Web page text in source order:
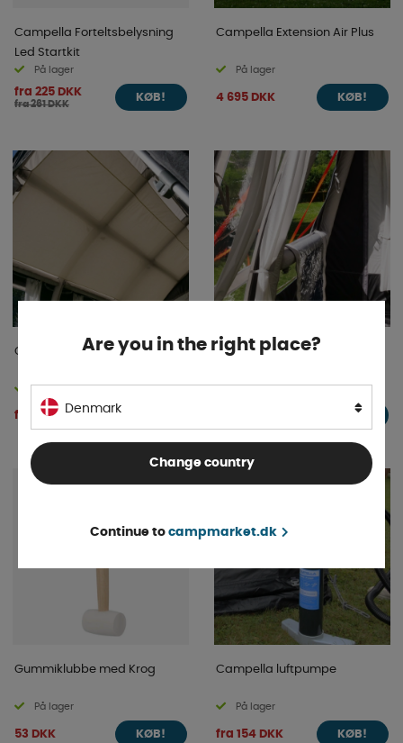
Campella Forteltsbelysning
Led Startkit
På lager
fra 225 DKK
fra 261 DKK
KØB!
Campella Extension Air Plus
På lager
4 695 DKK KØB!
Campella Air Termotag
På lager
fra 403 DKK
Campella Air Verandastang
På lager
KØB!
Gummiklubbe med Krog
På lager
53 DKK KØB!
Campella luftpumpe
På lager
fra 154 DKK KØB!
Are you in the right place?
Denmark
Change country
Continue to campmarket.dk